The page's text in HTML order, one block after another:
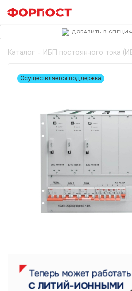
Каталог - ИБП постоянного тока
Осуществляется поддержка
ДОБАВИТЬ В